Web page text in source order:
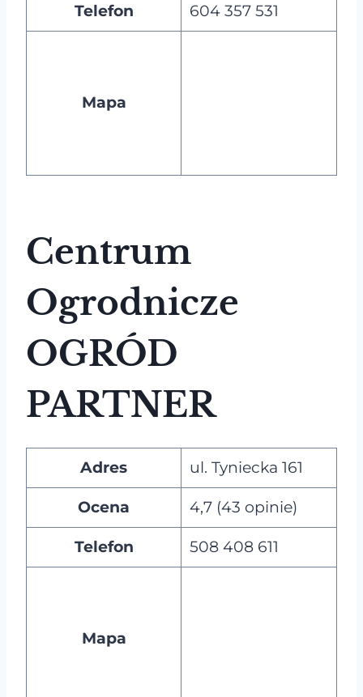
Telefon 604 357 531
Mapa
Centrum
Ogrodnicze
OGRÓD
PARTNER
Adres ul. Tyniecka 161
Ocena 4,7 (43 opinie)
Telefon 508 408 611
Mapa